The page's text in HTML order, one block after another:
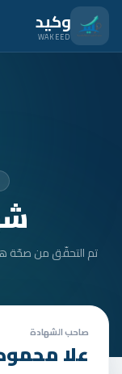
انتقل للمحتوى الرئيسي
وكيد
WAKEED
المتدربون
الأمان
تواصل
تم التحقّق من صحّة
صاحب الشهادة
علا